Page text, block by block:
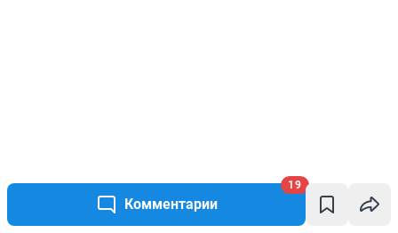
Комментарии
19